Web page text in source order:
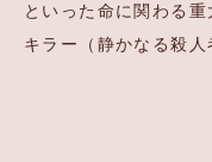
といった命に関わる
キラー（静かなる殺人